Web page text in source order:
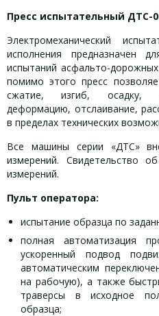
Пресс испытательный ДТС-
Электромеханический
исполнения предназначен
испытаний асфальто-
помимо этого пресс
сжатие, изгиб, осадку,
деформацию, отслаивание,
в пределах технических
Все машины серии «ДТС»
измерений. Свидетельство
измерений.
Пульт оператора:
испытание образца по
полная автоматизация
ускоренный подвод
автоматическим
на рабочую), а также
траверсы в исходное
образца;